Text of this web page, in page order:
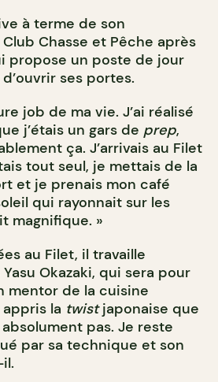
à terme de son
Chasse et Pêche après
propose un poste de jour
ses portes.
job de ma vie. J’ai réalisé
j’étais un gars de prep,
ça. J’arrivais au Filet
tout seul, je mettais de la
et je prenais mon café
qui rayonnait sur les
magnifique. »
au Filet, il travaille
Okazaki, qui sera pour
mentor de la cuisine
appris la twistjaponaise que
pas. Je reste
par sa technique et son